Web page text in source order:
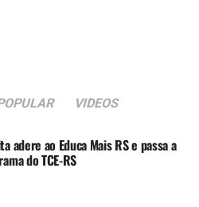
de
Chaves, 68, também
VIDEOS
adere ao Educa Mais RS e passa a
do TCE-RS